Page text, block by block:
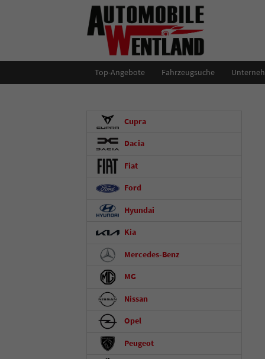
Top-Angebote Fahrzeugsuche
Cupra
Dacia
Fiat
Ford
Hyundai
Kia
Mercedes-Benz
MG
Nissan
Opel
Peugeot